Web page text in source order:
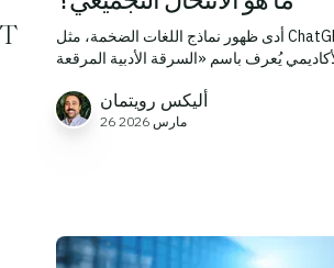
أدى ظهور نماذج اللغات الضخمة، مثل ChatGPT، إلى تفاقم شكل من
أليكس رويتمان
26 مارس 2026